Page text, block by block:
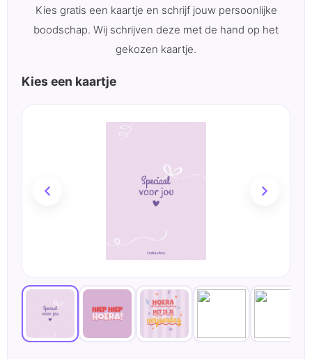
Kies gratis een kaartje en schrijf jouw persoonlijke
boodschap. Wij schrijven deze met de hand op het
gekozen kaartje.
Kies een kaartje